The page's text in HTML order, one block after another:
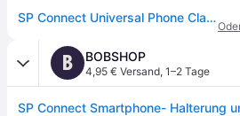
SP Connect Universal Phone Clamp SPC+ Fahrrad-Handyhalterung - für SPC+ Halterungen - Schwarz
B BOBSHOP
4,95 € Versand, 1–2 Tage
SP Connect Smartphone- Halterung